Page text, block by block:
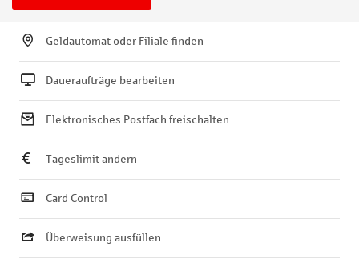
Geldautomat oder Filiale finden
Daueraufträge bearbeiten
Elektronisches Postfach freischalten
Tageslimit ändern
Card Control
Überweisung ausfüllen